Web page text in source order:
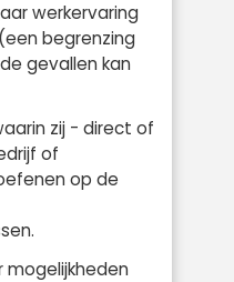
werkervaring
begrenzing
gevallen kan
zij - direct of
of
op de
mogelijkheden